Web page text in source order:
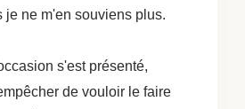
je ne m'en souviens plus.
s'est présenté,
de vouloir le faire